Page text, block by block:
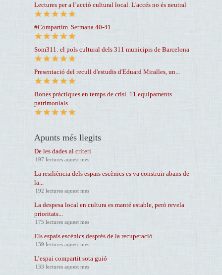
Lectures per a l’acció cultural local. L'accés no és neutral
#Compartim. Setmana 40-41
Som311: el pols cultural dels 311 municipis de Barcelona
Presentació del recull d'estudis d'Eduard Miralles, un...
Bones pràctiques en temps de crisi. 11 equipaments
patrimonials...
Apunts més llegits
De les dades al críteri
197 lectures aquest mes
La resiliència dels espais escènics es va construir abans de
la...
192 lectures aquest mes
La despesa local en cultura es manté estable, però revela
prioritats...
175 lectures aquest mes
Els espais escènics després de la recuperació
139 lectures aquest mes
L’espai compartit sota guió
133 lectures aquest mes